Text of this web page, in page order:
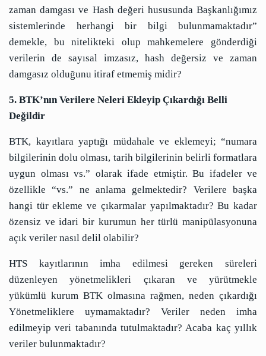
zaman damgası ve Hash değeri hususunda Başkanlığımız
sistemlerinde herhangi bir bilgi bulunmamaktadır”
demekle, bu nitelikteki olup mahkemelere gönderdiği
verilerin de sayısal imzasız, hash değersiz ve zaman
damgasız olduğunu itiraf etmemiş midir?
5. BTK’nın Verilere Neleri Ekleyip Çıkardığı Belli
Değildir
BTK, kayıtlara yaptığı müdahale ve eklemeyi; “numara
bilgilerinin dolu olması, tarih bilgilerinin belirli formatlara
uygun olması vs.” olarak ifade etmiştir. Bu ifadeler ve
özellikle “vs.” ne anlama gelmektedir? Verilere başka
hangi tür ekleme ve çıkarmalar yapılmaktadır? Bu kadar
özensiz ve idari bir kurumun her türlü manipülasyonuna
açık veriler nasıl delil olabilir?
HTS kayıtlarının imha edilmesi gereken süreleri
düzenleyen yönetmelikleri çıkaran ve yürütmekle
yükümlü kurum BTK olmasına rağmen, neden çıkardığı
Yönetmeliklere uymamaktadır? Veriler neden imha
edilmeyip veri tabanında tutulmaktadır? Acaba kaç yıllık
veriler bulunmaktadır?